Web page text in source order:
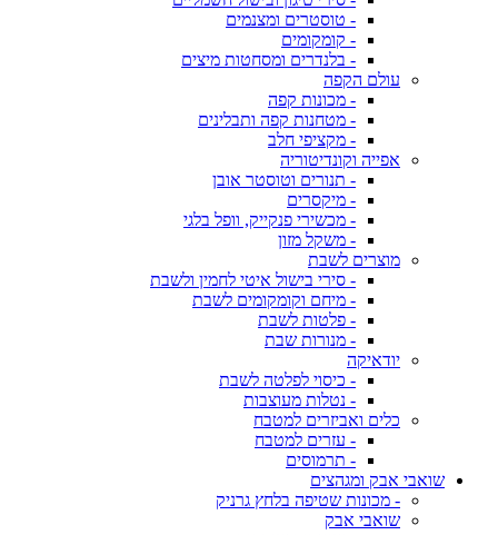
- טוסטרים ומצנמים
- קומקומים
- בלנדרים ומסחטות מיצים
עולם הקפה
- מכונות קפה
- מטחנות קפה ותבלינים
- מקציפי חלב
אפייה וקונדיטוריה
- תנורים וטוסטר אובן
- מיקסרים
- מכשירי פנקייק, וופל בלגי
- משקל מזון
מוצרים לשבת
- סירי בישול איטי לחמין ולשבת
- מיחם וקומקומים לשבת
- פלטות לשבת
- מנורות שבת
יודאיקה
- כיסוי לפלטה לשבת
- נטלות מעוצבות
כלים ואביזרים למטבח
- עזרים למטבח
- תרמוסים
שואבי אבק ומגהצים
- מכונות שטיפה בלחץ גרניק
שואבי אבק